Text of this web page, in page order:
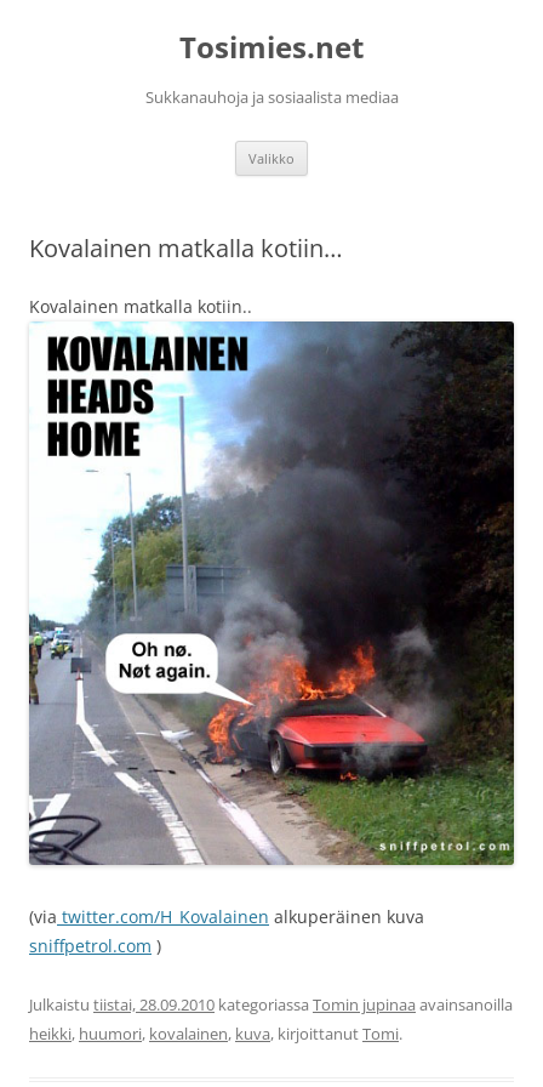
Tosimies.net
Sukkanauhoja ja sosiaalista mediaa
Valikko
Kovalainen matkalla kotiin…
Kovalainen matkalla kotiin..
(via twitter.com/H_Kovalainen alkuperäinen kuva
sniffpetrol.com )
Julkaistu tiistai, 28.09.2010 kategoriassa Tomin jupinaa avainsanoilla
heikki, huumori, kovalainen, kuva, kirjoittanutTomi.